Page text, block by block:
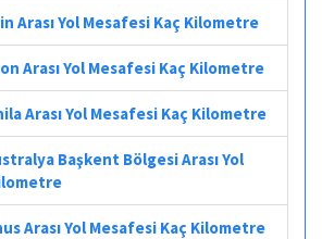
Arası Yol Mesafesi Kaç Kilometre
Arası Yol Mesafesi Kaç Kilometre
Arası Yol Mesafesi Kaç Kilometre
Başkent Bölgesi Arası Yol
Arası Yol Mesafesi Kaç Kilometre